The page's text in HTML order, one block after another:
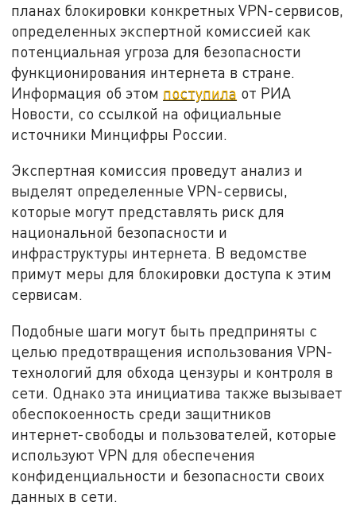
планах блокировки конкретных VPN-сервисов,
определенных экспертной комиссией как
потенциальная угроза для безопасности
функционирования интернета в стране.
Информация об этом поступила от РИА
Новости, со ссылкой на официальные
источники Минцифры России.
Экспертная комиссия проведут анализ и
выделят определенные VPN-сервисы,
которые могут представлять риск для
национальной безопасности и
инфраструктуры интернета. В ведомстве
примут меры для блокировки доступа к этим
сервисам.
Подобные шаги могут быть предприняты с
целью предотвращения использования VPN-
технологий для обхода цензуры и контроля в
сети. Однако эта инициатива также вызывает
обеспокоенность среди защитников
интернет-свободы и пользователей, которые
используют VPN для обеспечения
конфиденциальности и безопасности своих
данных в сети.